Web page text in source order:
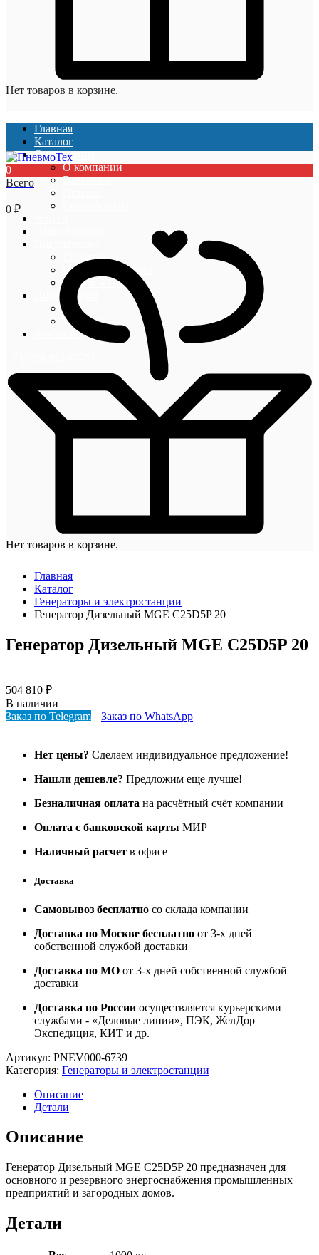
Нет товаров в корзине.
Главная
Каталог
О компании
О компании
Вакансии
Гарантии
Оплата и доставка
Акции и скидки
Информация
Блог
Новости
Контакты
0
Всего
0 ₽
Нет товаров в корзине.
Главная
Каталог
Генераторы и электростанции
Генератор Дизельный MGE C25D5P 20
Генератор Дизельный MGE C25D5P 20
504 810 ₽
В наличии
Заказ по Telegram
Заказ по WhatsApp
Нет цены? Сделаем индивидуальное предложение!
Нашли дешевле? Предложим еще лучше!
Безналичная оплата на расчётный счёт компании
Оплата с банковской карты МИР
Наличный расчет в офисе
Доставка
Самовывоз бесплатно со склада компании
Доставка по Москве бесплатно от 3-х дней
собственной службой доставки
Доставка по МО от 3-х дней собственной службой
доставки
Доставка по России осуществляется курьерскими
службами - «Деловые линии», ПЭК, ЖелДор
Экспедиция, КИТ и др.
Артикул: PNEV000-6739
Категория: Генераторы и электростанции
Описание
Детали
Описание
Генератор Дизельный MGE C25D5P 20 предназначен для
основного и резервного энергоснабжения промышленных
предприятий и загородных домов.
Детали